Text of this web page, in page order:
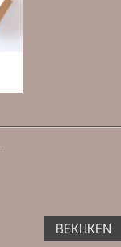
BEKIJKEN